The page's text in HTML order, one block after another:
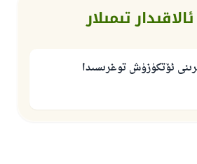
تىمىلار
ئۆتكۈزۈش توغرىسىدا